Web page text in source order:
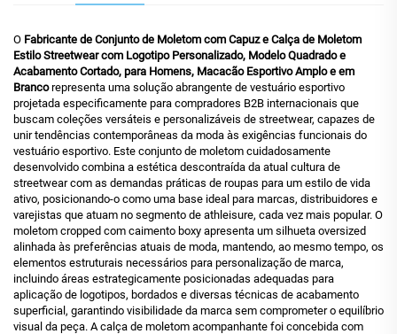
O Fabricante de Conjunto de Moletom com Capuz e Calça de Moletom
Estilo Streetwear com Logotipo Personalizado, Modelo Quadrado e
Acabamento Cortado, para Homens, Macacão Esportivo Amplo e em
Brancorepresenta uma solução abrangente de vestuário esportivo
projetada especificamente para compradores B2B internacionais que
buscam coleções versáteis e personalizáveis de streetwear, capazes de
unir tendências contemporâneas da moda às exigências funcionais do
vestuário esportivo. Este conjunto de moletom cuidadosamente
desenvolvido combina a estética descontraída da atual cultura de
streetwear com as demandas práticas de roupas para um estilo de vida
ativo, posicionando-o como uma base ideal para marcas, distribuidores e
varejistas que atuam no segmento de athleisure, cada vez mais popular. O
moletom cropped com caimento boxy apresenta um silhueta oversized
alinhada às preferências atuais de moda, mantendo, ao mesmo tempo, os
elementos estruturais necessários para personalização de marca,
incluindo áreas estrategicamente posicionadas adequadas para
aplicação de logotipos, bordados e diversas técnicas de acabamento
superficial, garantindo visibilidade da marca sem comprometer o equilíbrio
visual da peça. A calça de moletom acompanhante foi concebida com